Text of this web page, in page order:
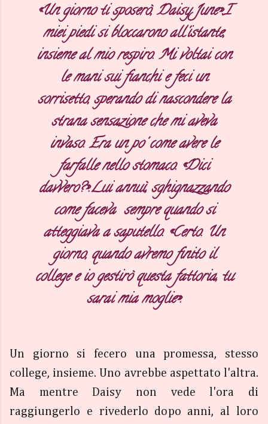
«Un giorno ti sposerò, Daisy June».I
miei piedi si bloccarono all'istante,
insieme al mio respiro. Mi voltai con
le mani sui fianchi e feci un
sorrisetto, sperando di nascondere la
strana sensazione che mi aveva
invaso. Era un po' come avere le
farfalle nello stomaco. «Dici
davvero?».Lui annuì, sghignazzando
come faceva sempre quando si
atteggiava a saputello. «Certo. Un
giorno, quando avremo finito il
college e io gestirò questa fattoria, tu
sarai mia moglie».
Un giorno si fecero una promessa, stesso
college, insieme. Uno avrebbe aspettato l'altra.
Ma mentre Daisy non vede l'ora di
raggiungerlo e rivederlo dopo anni, al loro